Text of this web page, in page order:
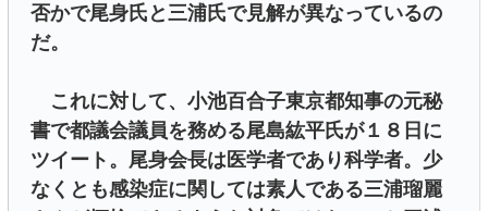
否かで尾身氏と三浦氏で見解が異なっているの
だ。
これに対して、小池百合子東京都知事の元秘
書で都議会議員を務める尾島紘平氏が１８日に
ツイート。尾身会長は医学者であり科学者。少
なくとも感染症に関しては素人である三浦瑠麗